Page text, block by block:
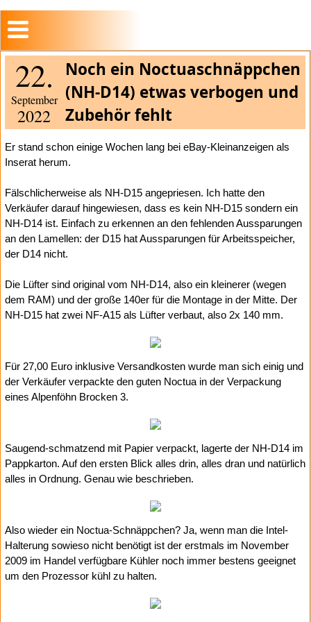
22.
September
2022
Noch ein Noctuaschnäppchen
(NH-D14) etwas verbogen und
Zubehör fehlt
Er stand schon einige Wochen lang bei eBay-Kleinanzeigen als
Inserat herum.
Fälschlicherweise als NH-D15 angepriesen. Ich hatte den
Verkäufer darauf hingewiesen, dass es kein NH-D15 sondern ein
NH-D14 ist. Einfach zu erkennen an den fehlenden Aussparungen
an den Lamellen: der D15 hat Aussparungen für Arbeitsspeicher,
der D14 nicht.
Die Lüfter sind original vom NH-D14, also ein kleinerer (wegen
dem RAM) und der große 140er für die Montage in der Mitte. Der
NH-D15 hat zwei NF-A15 als Lüfter verbaut, also 2x 140 mm.
Für 27,00 Euro inklusive Versandkosten wurde man sich einig und
der Verkäufer verpackte den guten Noctua in der Verpackung
eines Alpenföhn Brocken 3.
Saugend-schmatzend mit Papier verpackt, lagerte der NH-D14 im
Pappkarton. Auf den ersten Blick alles drin, alles dran und natürlich
alles in Ordnung. Genau wie beschrieben.
Also wieder ein Noctua-Schnäppchen? Ja, wenn man die Intel-
Halterung sowieso nicht benötigt ist der erstmals im November
2009 im Handel verfügbare Kühler noch immer bestens geeignet
um den Prozessor kühl zu halten.